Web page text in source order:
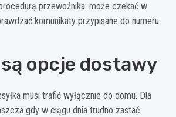
przewoźnika: może czekać w
komunikaty przypisane do numeru
opcje dostawy
musi trafić wyłącznie do domu. Dla
gdy w ciągu dnia trudno zastać